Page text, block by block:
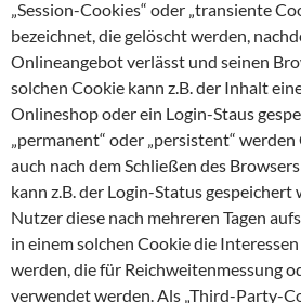
„Session-Cookies“ oder „transiente
bezeichnet, die gelöscht werden,
Onlineangebot verlässt und seinen
solchen Cookie kann z.B. der Inhalt
Onlineshop oder ein Login-Staus
„permanent“ oder „persistent“
auch nach dem Schließen des
kann z.B. der Login-Status gespeichert
Nutzer diese nach mehreren Tagen
in einem solchen Cookie die
werden, die für Reichweitenmessung
verwendet werden. Als „Third-Party-